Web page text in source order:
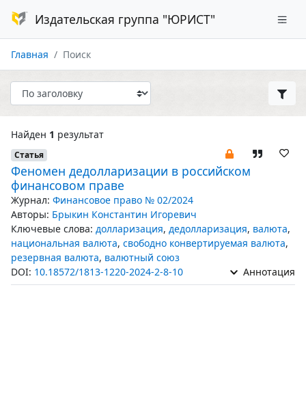
Издательская группа "ЮРИСТ"
Главная Поиск
Найден 1 результат
Статья
Феномен дедолларизации в российском
финансовом праве
Журнал: Финансовое право № 02/2024
Авторы: Брыкин Константин Игоревич
Ключевые слова: долларизация, дедолларизация, валюта,
национальная валюта, свободно конвертируемая валюта,
резервная валюта, валютный союз
DOI: 10.18572/1813-1220-2024-2-8-10 Аннотация